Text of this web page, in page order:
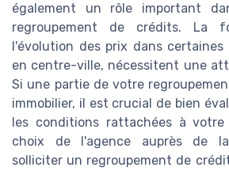
également un rôle important
regroupement de crédits. La
l'évolution des prix dans certaines
en centre-ville, nécessitent une
Si une partie de votre
immobilier, il est crucial de bien
les conditions rattachées à
choix de l'agence auprès de
solliciter un regroupement de